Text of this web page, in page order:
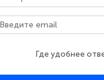
Где удобнее